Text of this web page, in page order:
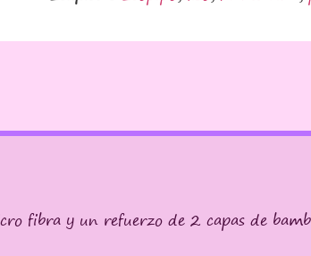
fibra y un refuerzo de 2 capas de